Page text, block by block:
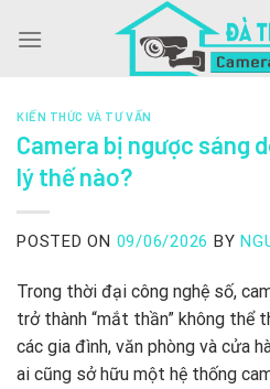
KIẾN THỨC VÀ TƯ VẤN
Camera bị ngược sáng
lý thế nào?
POSTED ON 09/06/2026 BY
Trong thời đại công nghệ số,
trở thành “mắt thần” không thể
các gia đình, văn phòng và cửa
ai cũng sở hữu một hệ thống